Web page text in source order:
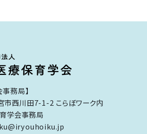
務局】
市西川田7-1-2 こらぼワーク内
育学会事務局